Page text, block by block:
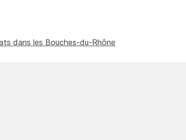
dans les Bouches-du-Rhône